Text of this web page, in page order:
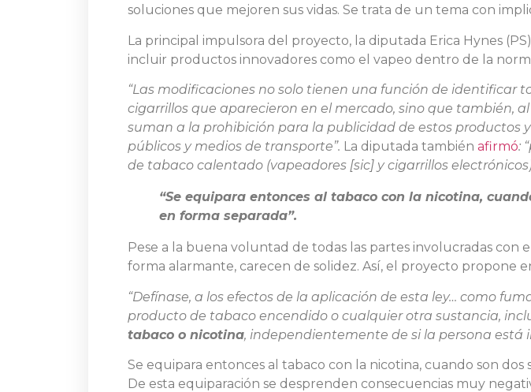
soluciones que mejoren sus vidas. Se trata de un tema con
La principal impulsora del proyecto, la diputada Erica Hynes
incluir productos innovadores como el vapeo dentro de la
“Las modificaciones no solo tienen una función de identificar
cigarrillos que aparecieron en el mercado, sino que también,
suman a la prohibición para la publicidad de estos productos
públicos y medios de transporte”. La diputada también afirmó:
de tabaco calentado (vapeadores [sic] y cigarrillos
“Se equipara entonces al tabaco con la nicotina,
en forma separada”.
Pese a la buena voluntad de todas las partes involucradas
forma alarmante, carecen de solidez. Así, el proyecto
“Defínase, a los efectos de la aplicación de esta ley… como
producto de tabaco encendido o cualquier otra sustancia,
tabaco o nicotina, independientemente de si la persona está
Se equipara entonces al tabaco con la nicotina, cuando son
De esta equiparación se desprenden consecuencias muy